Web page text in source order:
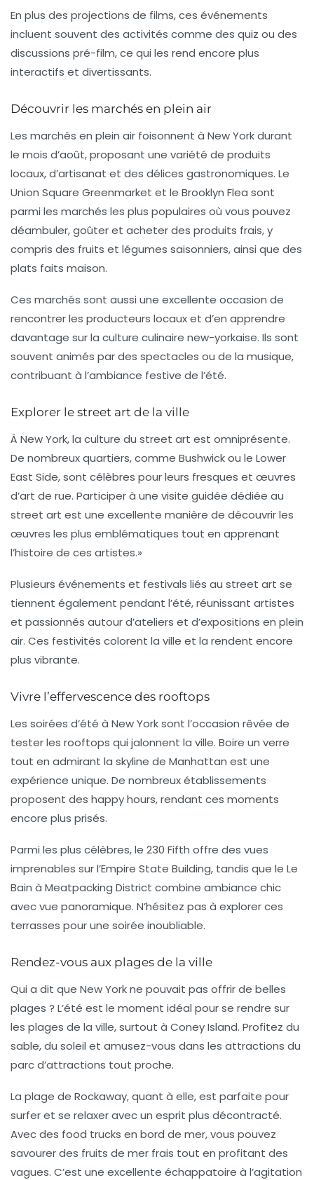
En plus des projections de films, ces événements
incluent souvent des activités comme des quiz ou des
discussions pré-film, ce qui les rend encore plus
interactifs et divertissants.
Découvrir les marchés en plein air
Les marchés en plein air foisonnent à New York durant
le mois d’août, proposant une variété de produits
locaux, d’artisanat et des délices gastronomiques. Le
Union Square Greenmarket et le Brooklyn Flea sont
parmi les marchés les plus populaires où vous pouvez
déambuler, goûter et acheter des produits frais, y
compris des fruits et légumes saisonniers, ainsi que des
plats faits maison.
Ces marchés sont aussi une excellente occasion de
rencontrer les producteurs locaux et d’en apprendre
davantage sur la culture culinaire new-yorkaise. Ils sont
souvent animés par des spectacles ou de la musique,
contribuant à l’ambiance festive de l’été.
Explorer le street art de la ville
À New York, la culture du street art est omniprésente.
De nombreux quartiers, comme Bushwick ou le Lower
East Side, sont célèbres pour leurs fresques et œuvres
d’art de rue. Participer à une visite guidée dédiée au
street art est une excellente manière de découvrir les
œuvres les plus emblématiques tout en apprenant
l’histoire de ces artistes.»
Plusieurs événements et festivals liés au street art se
tiennent également pendant l’été, réunissant artistes
et passionnés autour d’ateliers et d’expositions en plein
air. Ces festivités colorent la ville et la rendent encore
plus vibrante.
Vivre l’effervescence des rooftops
Les soirées d’été à New York sont l’occasion rêvée de
tester les rooftops qui jalonnent la ville. Boire un verre
tout en admirant la skyline de Manhattan est une
expérience unique. De nombreux établissements
proposent des happy hours, rendant ces moments
encore plus prisés.
Parmi les plus célèbres, le 230 Fifth offre des vues
imprenables sur l’Empire State Building, tandis que le Le
Bain à Meatpacking District combine ambiance chic
avec vue panoramique. N’hésitez pas à explorer ces
terrasses pour une soirée inoubliable.
Rendez-vous aux plages de la ville
Qui a dit que New York ne pouvait pas offrir de belles
plages ? L’été est le moment idéal pour se rendre sur
les plages de la ville, surtout à Coney Island. Profitez du
sable, du soleil et amusez-vous dans les attractions du
parc d’attractions tout proche.
La plage de Rockaway, quant à elle, est parfaite pour
surfer et se relaxer avec un esprit plus décontracté.
Avec des food trucks en bord de mer, vous pouvez
savourer des fruits de mer frais tout en profitant des
vagues. C’est une excellente échappatoire à l’agitation